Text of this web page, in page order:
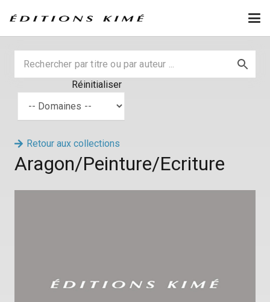
Réinitialiser
Retour aux collections
Aragon/Peinture/Ecriture